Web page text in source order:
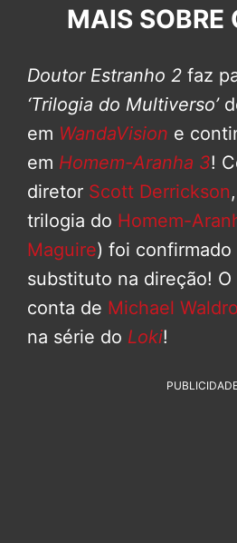
MAIS SOBRE
Doutor Estranho 2 faz
‘Trilogia do Multiverso’
em WandaVision e
em Homem-Aranha 3!
diretor Scott Derrickson,
trilogia do Homem-
Maguire) foi confirmado
substituto na direção!
conta de Michael
na série do Loki!